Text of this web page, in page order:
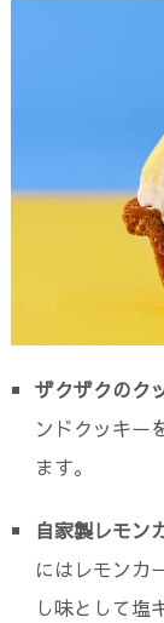
ザクザクのク
ンドクッキー
ます。
自家製レモン
にはレモンカ
し味として塩